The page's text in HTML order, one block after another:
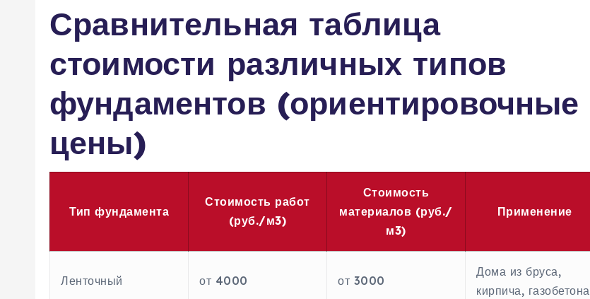
Сравнительная таблица
стоимости различных типов
фундаментов (ориентировочные
цены)
Тип фундамента
Стоимость работ
(руб./м3)
Стоимость
материалов (руб./
м3)
Применение
Ленточный от 4000 от 3000
Дома из бруса‚
кирпича‚ газобетона